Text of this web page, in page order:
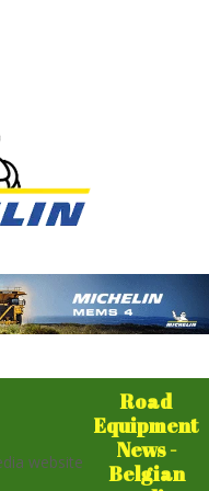
Road
Equipment
News -
Belgian